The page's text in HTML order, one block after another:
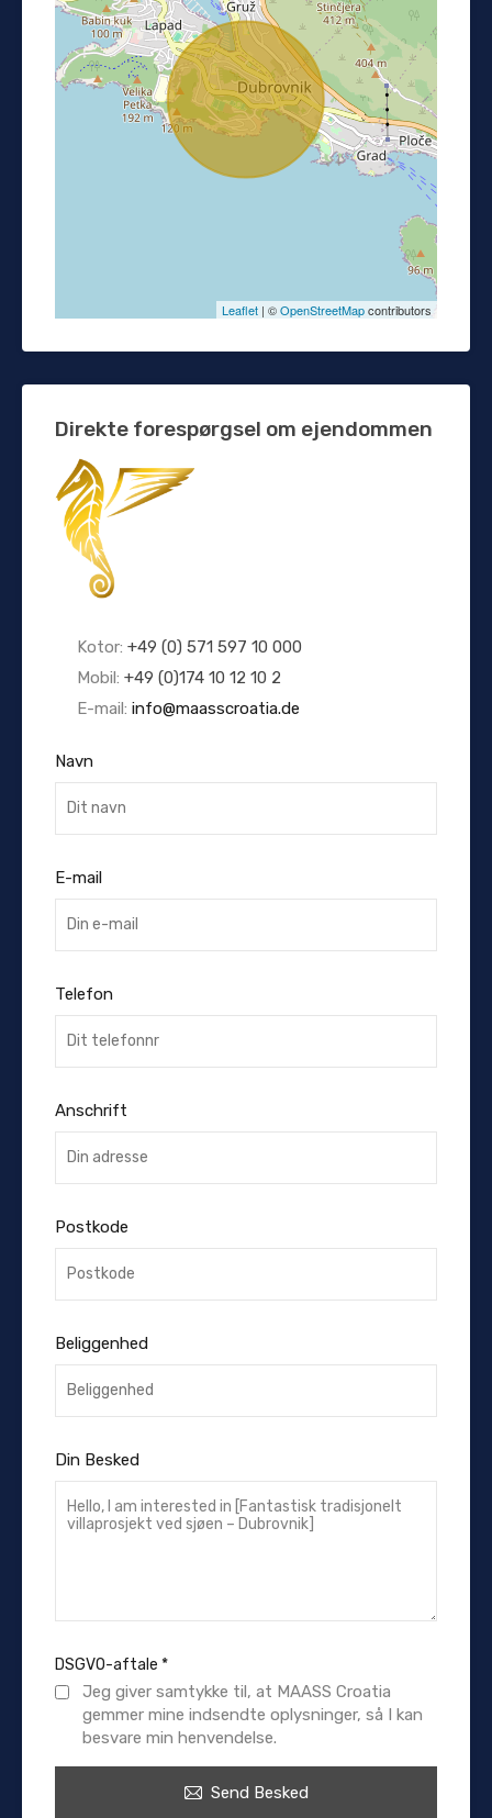
Leaflet | ©OpenStreetMapcontributors
Direkte forespørgsel om ejendommen
Kotor: +49 (0) 571 597 10 000
Mobil: +49 (0)174 10 12 10 2
E-mail: info@maasscroatia.de
Navn
E-mail
Telefon
Anschrift
Postkode
Beliggenhed
Din Besked
DSGVO-aftale *
Jeg giver samtykke til, at MAASS Croatia
gemmer mine indsendte oplysninger, så I kan
besvare min henvendelse.
Send Besked